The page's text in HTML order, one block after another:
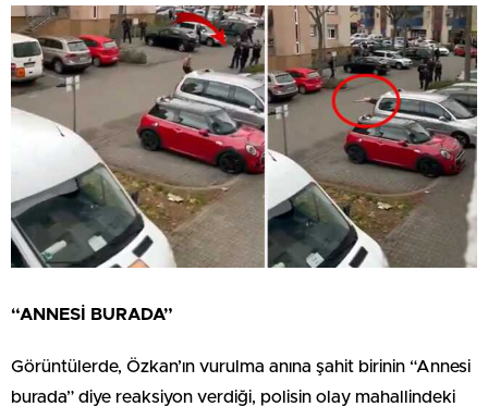
“ANNESİ BURADA”
Görüntülerde, Özkan’ın vurulma anına şahit birinin “Annesi
burada” diye reaksiyon verdiği, polisin olay mahallindeki